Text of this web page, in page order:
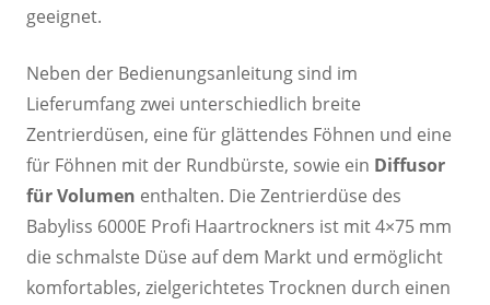
geeignet.
Neben der Bedienungsanleitung sind im
Lieferumfang zwei unterschiedlich breite
Zentrierdüsen, eine für glättendes Föhnen und eine
für Föhnen mit der Rundbürste, sowie ein Diffusor
für Volumen enthalten. Die Zentrierdüse des
Babyliss 6000E Profi Haartrockners ist mit 4×75 mm
die schmalste Düse auf dem Markt und ermöglicht
komfortables, zielgerichtetes Trocknen durch einen